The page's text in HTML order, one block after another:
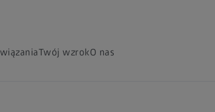
Twój wzrokO nas